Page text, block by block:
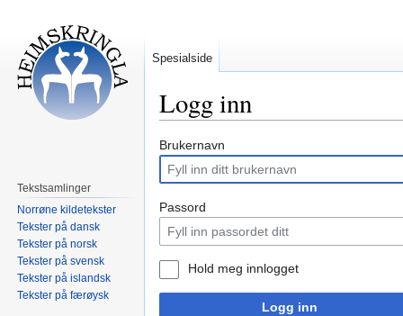
Logg inn
Hopp
navigering
Hopp
søk
Brukernavn
Passord
Hold meg innlogget
Logg inn
Spesialside
Tekstsamlinger
Norrøne kildetekster
Tekster på dansk
Tekster på norsk
Tekster på svensk
Tekster på islandsk
Tekster på færøysk